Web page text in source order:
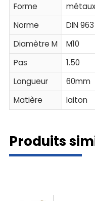
Forme
Norme
DIN 963
Diamètre M
M10
Pas
1.50
Longueur
60mm
Matière
laiton
Produits